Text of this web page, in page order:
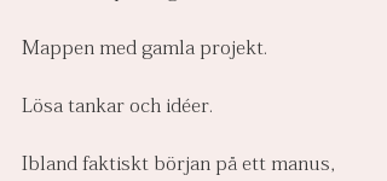
Mappen med gamla projekt.
Lösa tankar och idéer.
Ibland faktiskt början på ett manus,